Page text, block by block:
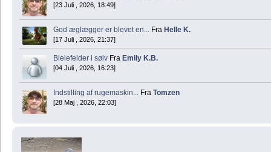
[23 Juli , 2026, 18:49]
God æglægger er blevet en... Fra Helle K.
[17 Juli , 2026, 21:37]
Bielefelder i sølv Fra Emily K.B.
[04 Juli , 2026, 16:23]
Indstilling af rugemaskin... Fra Tomzen
[28 Maj , 2026, 22:03]